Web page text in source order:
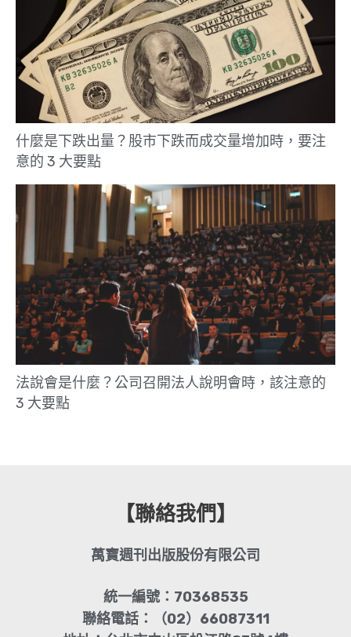
什麼是下跌出量？股市下跌而成交量增加時，要注
意的 3 大要點
法說會是什麼？公司召開法人說明會時，該注意的
3 大要點
【聯絡我們】
萬寶週刊出版股份有限公司
統一編號：70368535
聯絡電話：（02）66087311